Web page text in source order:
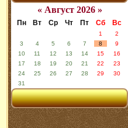
« Август 2026 »
Пн Вт Ср Чт Пт Сб Вс
1
2
3
4 5 6 7 8
9
10
11 12 13 14 15
16
17
18 19 20 21 22
23
24
25 26 27 28 29
30
31